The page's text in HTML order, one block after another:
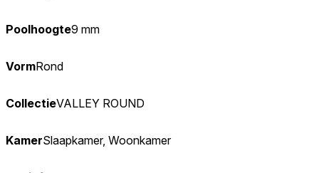
Poolhoogte9 mm
VormRond
CollectieVALLEY ROUND
KamerSlaapkamer, Woonkamer